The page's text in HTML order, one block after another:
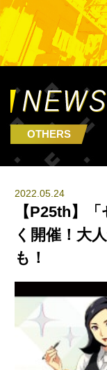
OTHERS
2022.05.24
【P25th】
く開催！大
も！